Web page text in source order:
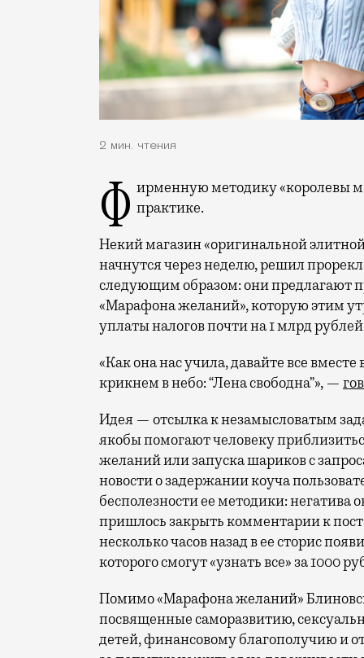
2 мин. чтения
Фирменную методику «королевы марафонов» предлагается проверить на практике.
Некий магазин «оригинальной
начнутся через неделю, решил
следующим образом: они предлагают
«Марафона желаний», которую этим
уплаты налогов почти на 1 млрд
«Как она нас учила, давайте все
крикнем в небо: “Лена свободна”», —
Идея — отсылка к незамысловатым
якобы помогают человеку
желаний или запуска шариков с
новости о задержании коуча
бесполезности ее методики: негатива
пришлось закрыть комментарии к
несколько часов назад в ее сторис
которого смогут «узнать все» за 1000
Помимо «Марафона желаний»
посвященные саморазвитию,
детей,финансовому благополучию и